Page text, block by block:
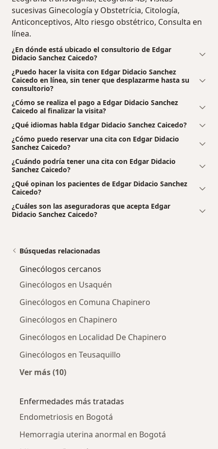
sucesivas Ginecología y Obstetrícia, Citología,
Anticonceptivos, Alto riesgo obstétrico, Consulta en
línea.
¿En dónde está ubicado el consultorio de Edgar
Didacio Sanchez Caicedo?
¿Puedo hacer la visita con Edgar Didacio Sanchez
Caicedo en línea, sin tener que desplazarme hasta su
consultorio?
¿Cómo se realiza el pago a Edgar Didacio Sanchez
Caicedo al finalizar la visita?
¿Qué idiomas habla Edgar Didacio Sanchez Caicedo?
¿Cómo puedo reservar una cita con Edgar Didacio
Sanchez Caicedo?
¿Cuándo podría tener una cita con Edgar Didacio
Sanchez Caicedo?
¿Qué opinan los pacientes de Edgar Didacio Sanchez
Caicedo?
¿Cuáles son las aseguradoras que acepta Edgar
Didacio Sanchez Caicedo?
Búsquedas relacionadas
Ginecólogos cercanos
Ginecólogos en Usaquén
Ginecólogos en Comuna Chapinero
Ginecólogos en Chapinero
Ginecólogos en Localidad De Chapinero
Ginecólogos en Teusaquillo
Ver más (10)
Enfermedades más tratadas
Endometriosis en Bogotá
Hemorragia uterina anormal en Bogotá